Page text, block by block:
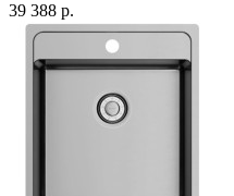
39 388 р.